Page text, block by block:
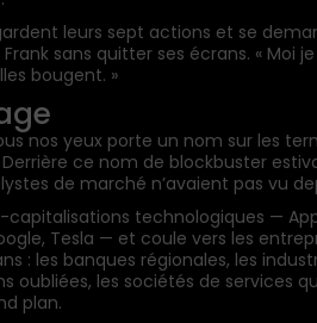
leurs sept actions et se
sans quitter ses écrans. « Moi
bougent. »
nos yeux porte un nom sur les
Derrière ce nom de blockbuster
de marché n’avaient pas vu
capitalisations technologiques —
Tesla — et coule vers les
: les banques régionales, les
oubliées, les sociétés de services
plan.